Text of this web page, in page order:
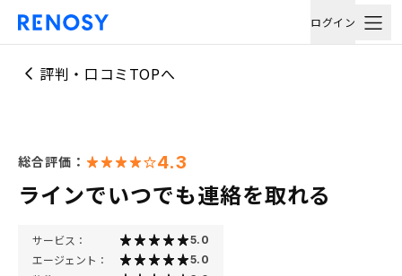
ログイン
評判・口コミTOPへ
総合評価： 4.3
ラインでいつでも連絡を取れる
サービス： 5.0
エージェント： 5.0